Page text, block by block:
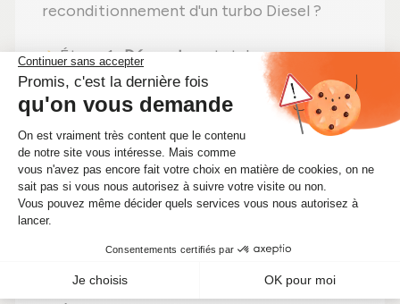
reconditionnement d'un turbo Diesel ?
Étape 1 :Démontagetotal pour une
vérification complète ;
Étape 2 :Nettoyage minutieuxpour
Étape 3 :Examen rigoureux
élément ;
Étape 4 :Remplacement des pièces
défectueuses
Étape 5 :
Remontage avec des réglages
fabricant ;